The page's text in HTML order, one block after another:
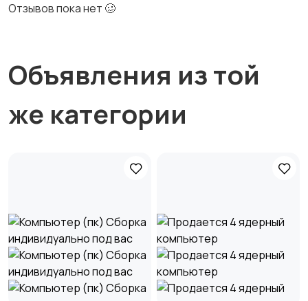
Отзывов пока нет 🥴
Объявления из той
же категории